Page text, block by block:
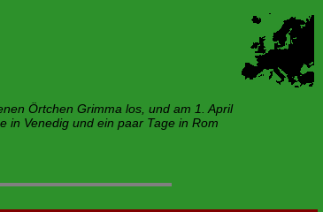
Örtchen Grimma los, und am 1. April
in Venedig und ein paar Tage in Rom